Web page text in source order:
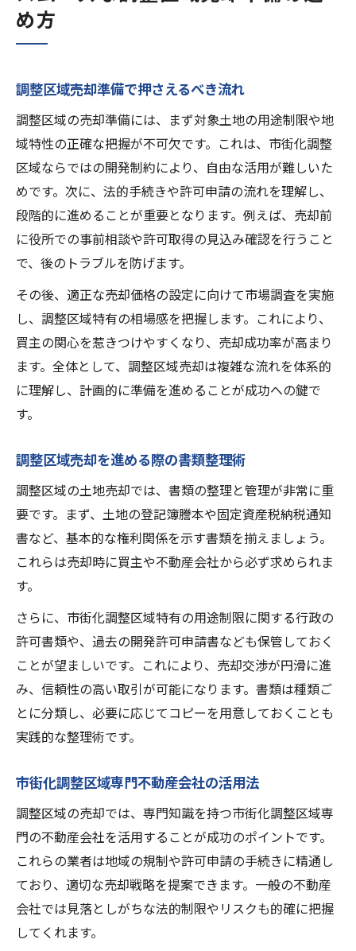
め方
調整区域売却準備で押さえるべき流れ
調整区域の売却準備には、まず対象土地の用途制限や地
域特性の正確な把握が不可欠です。これは、市街化調整
区域ならではの開発制約により、自由な活用が難しいた
めです。次に、法的手続きや許可申請の流れを理解し、
段階的に進めることが重要となります。例えば、売却前
に役所での事前相談や許可取得の見込み確認を行うこと
で、後のトラブルを防げます。
その後、適正な売却価格の設定に向けて市場調査を実施
し、調整区域特有の相場感を把握します。これにより、
買主の関心を惹きつけやすくなり、売却成功率が高まり
ます。全体として、調整区域売却は複雑な流れを体系的
に理解し、計画的に準備を進めることが成功への鍵で
す。
調整区域売却を進める際の書類整理術
調整区域の土地売却では、書類の整理と管理が非常に重
要です。まず、土地の登記簿謄本や固定資産税納税通知
書など、基本的な権利関係を示す書類を揃えましょう。
これらは売却時に買主や不動産会社から必ず求められま
す。
さらに、市街化調整区域特有の用途制限に関する行政の
許可書類や、過去の開発許可申請書なども保管しておく
ことが望ましいです。これにより、売却交渉が円滑に進
み、信頼性の高い取引が可能になります。書類は種類ご
とに分類し、必要に応じてコピーを用意しておくことも
実践的な整理術です。
市街化調整区域専門不動産会社の活用法
調整区域の売却では、専門知識を持つ市街化調整区域専
門の不動産会社を活用することが成功のポイントです。
これらの業者は地域の規制や許可申請の手続きに精通し
ており、適切な売却戦略を提案できます。一般の不動産
会社では見落としがちな法的制限やリスクも的確に把握
してくれます。